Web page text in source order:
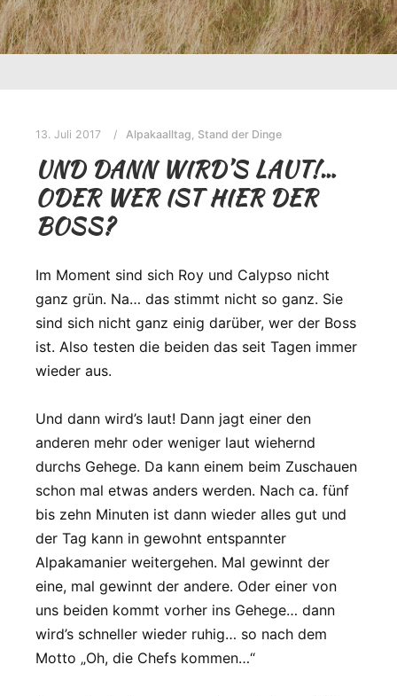
13. Juli 2017 Alpakaalltag, Stand der Dinge
UND DANN WIRD’S LAUT!…
ODER WER IST HIER DER
BOSS?
Im Moment sind sich Roy und Calypso nicht
ganz grün. Na… das stimmt nicht so ganz. Sie
sind sich nicht ganz einig darüber, wer der Boss
ist. Also testen die beiden das seit Tagen immer
wieder aus.
Und dann wird’s laut! Dann jagt einer den
anderen mehr oder weniger laut wiehernd
durchs Gehege. Da kann einem beim Zuschauen
schon mal etwas anders werden. Nach ca. fünf
bis zehn Minuten ist dann wieder alles gut und
der Tag kann in gewohnt entspannter
Alpakamanier weitergehen. Mal gewinnt der
eine, mal gewinnt der andere. Oder einer von
uns beiden kommt vorher ins Gehege… dann
wird’s schneller wieder ruhig… so nach dem
Motto „Oh, die Chefs kommen…“